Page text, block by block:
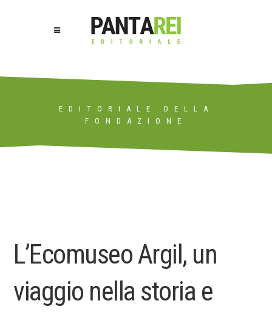
EDITORIALE DELLA
FONDAZIONE
L’Ecomuseo Argil, un
viaggio nella storia e